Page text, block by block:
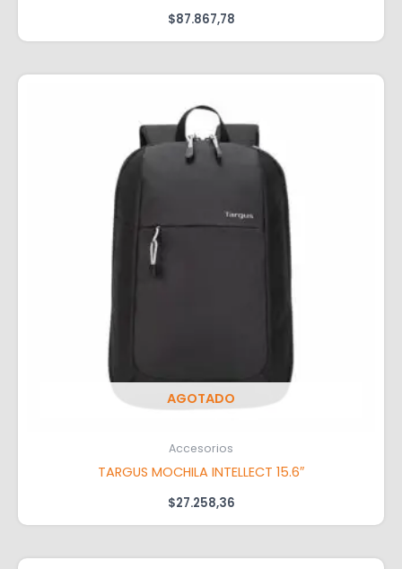
$87.867,78
AGOTADO
Accesorios
TARGUS MOCHILA INTELLECT 15.6″
$27.258,36